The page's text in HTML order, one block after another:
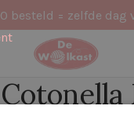
besteld = zelfde dag